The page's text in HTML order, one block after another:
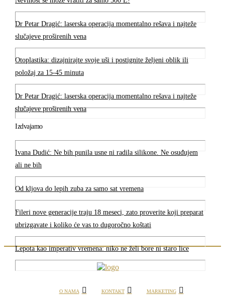
Dr Petar Dragić: laserska operacija momentalno rešava i najteže
slučajeve proširenih vena
Otoplastika: dizajnirajte svoje uši i postignite željeni oblik ili
položaj za 15-45 minuta
Dr Petar Dragić: laserska operacija momentalno rešava i najteže
slučajeve proširenih vena
Izdvajamo
Ivana Dudić: Ne bih punila usne ni radila silikone. Ne osuđujem
ali ne bih
Od kljova do lepih zuba za samo sat vremena
Fileri nove generacije traju 18 meseci, zato proverite koji preparat
ubrizgavate i koliko će vas to dugoročno koštati
Lepota kao imperativ vremena: niko ne želi bore ni staro lice
O NAMA KONTAKT MARKETING